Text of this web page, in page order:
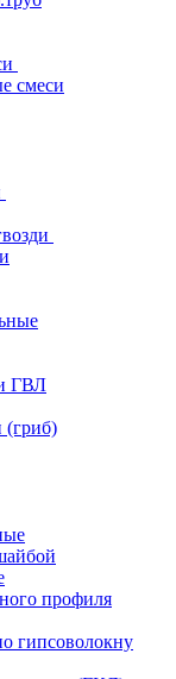
смеси
ГВЛ
(гриб)
профиля
гипсоволокну